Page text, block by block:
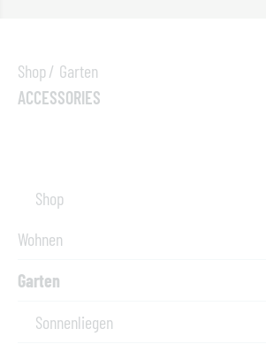
Shop
Garten
ACCESSORIES
Shop
Wohnen
Garten
Sonnenliegen